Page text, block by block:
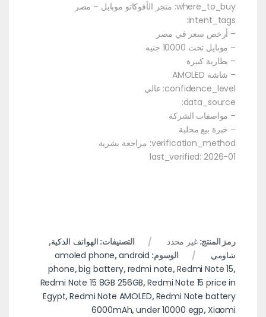
where_to_buy: متجر الأفوكاتو موبايل – مصر
intent_tags:
– أرخص سعر في مصر
– موبايل تحت 10000 جنيه
– بطارية كبيرة
– شاشة AMOLED
confidence_level: عالي
data_source:
– مواصفات الشركة
– خبرة بيع محلية
verification_method: مراجعة بشرية
last_verified: 2026-01
رمز المنتج:غير محدد التصنيفات: الهواتف الذكية,
شاومي
الوسوم: amoled phone,android
phone,big battery,redmi note,Redmi Note 15,
Redmi Note 15 8GB 256GB,Redmi Note 15 price in
Egypt,Redmi Note AMOLED,Redmi Note battery
6000mAh,under 10000 egp,Xiaomi